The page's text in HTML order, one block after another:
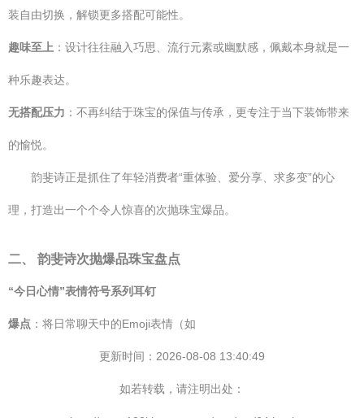
装自由切换，解锁更多搭配可能性。
趣味至上 ：设计往往融入巧思、流行元素或幽默感，佩戴本身就是一
种乐趣表达。
无搭配压力 ：不再纠结于珠宝的保值与传承，更专注于当下装饰带来
的愉悦。
韵斐诗正是抓住了年轻消费者“重体验、爱分享、求多变”的心
理，打造出一个个令人惊喜的次抛珠宝爆品。
二、 韵斐诗次抛爆品珠宝盘点
“今日心情”表情符号系列耳钉
爆点 ：将日常聊天中的Emoji表情（如
更新时间：2026-08-08 13:40:49
如若转载，请注明出处：